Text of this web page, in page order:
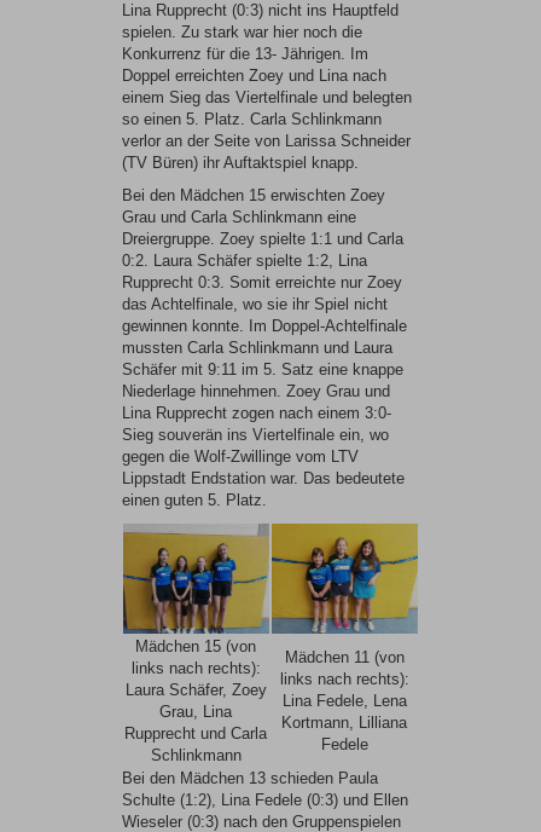
Lina Rupprecht (0:3) nicht ins Hauptfeld
spielen. Zu stark war hier noch die
Konkurrenz für die 13- Jährigen. Im
Doppel erreichten Zoey und Lina nach
einem Sieg das Viertelfinale und belegten
so einen 5. Platz. Carla Schlinkmann
verlor an der Seite von Larissa Schneider
(TV Büren) ihr Auftaktspiel knapp.
Bei den Mädchen 15 erwischten Zoey
Grau und Carla Schlinkmann eine
Dreiergruppe. Zoey spielte 1:1 und Carla
0:2. Laura Schäfer spielte 1:2, Lina
Rupprecht 0:3. Somit erreichte nur Zoey
das Achtelfinale, wo sie ihr Spiel nicht
gewinnen konnte. Im Doppel-Achtelfinale
mussten Carla Schlinkmann und Laura
Schäfer mit 9:11 im 5. Satz eine knappe
Niederlage hinnehmen. Zoey Grau und
Lina Rupprecht zogen nach einem 3:0-
Sieg souverän ins Viertelfinale ein, wo
gegen die Wolf-Zwillinge vom LTV
Lippstadt Endstation war. Das bedeutete
einen guten 5. Platz.
Mädchen 15 (von
links nach rechts):
Laura Schäfer, Zoey
Grau, Lina
Rupprecht und Carla
Schlinkmann
Mädchen 11 (von
links nach rechts):
Lina Fedele, Lena
Kortmann, Lilliana
Fedele
Bei den Mädchen 13 schieden Paula
Schulte (1:2), Lina Fedele (0:3) und Ellen
Wieseler (0:3) nach den Gruppenspielen